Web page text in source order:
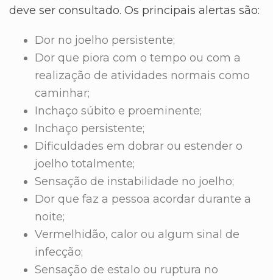
deve ser consultado. Os principais alertas são:
Dor no joelho persistente;
Dor que piora com o tempo ou com a
realização de atividades normais como
caminhar;
Inchaço súbito e proeminente;
Inchaço persistente;
Dificuldades em dobrar ou estender o
joelho totalmente;
Sensação de instabilidade no joelho;
Dor que faz a pessoa acordar durante a
noite;
Vermelhidão, calor ou algum sinal de
infecção;
Sensação de estalo ou ruptura no